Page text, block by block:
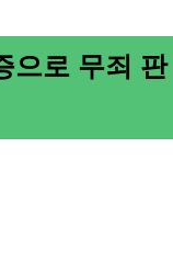
으로 무죄 판